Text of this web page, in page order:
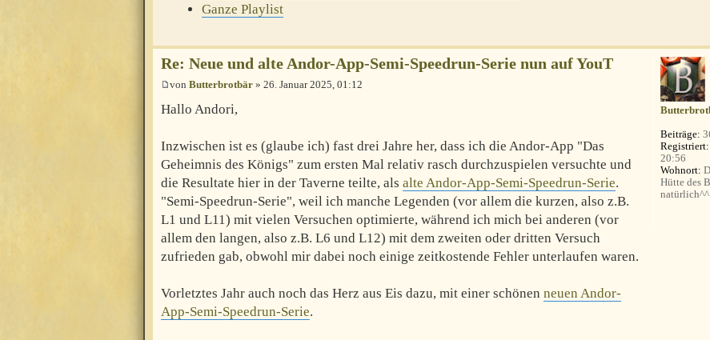
Ganze Playlist
Re: Neue und alte Andor-App-Semi-Speedrun-Serie nun auf YouT
von Butterbrotbär » 26. Januar 2025, 01:12
Hallo Andori,
Inzwischen ist es (glaube ich) fast drei Jahre her, dass ich die Andor-App "Das
Geheimnis des Königs" zum ersten Mal relativ rasch durchzuspielen versuchte und
die Resultate hier in der Taverne teilte, als alte Andor-App-Semi-Speedrun-Serie.
"Semi-Speedrun-Serie", weil ich manche Legenden (vor allem die kurzen, also z.B.
L1 und L11) mit vielen Versuchen optimierte, während ich mich bei anderen (vor
allem den langen, also z.B. L6 und L12) mit dem zweiten oder dritten Versuch
zufrieden gab, obwohl mir dabei noch einige zeitkostende Fehler unterlaufen waren.
Vorletztes Jahr auch noch das Herz aus Eis dazu, mit einer schönen neuen Andor-
App-Semi-Speedrun-Serie.
Beiträge:
Registriert:
20:56
Wohnort:
Hütte des
natürlich^^